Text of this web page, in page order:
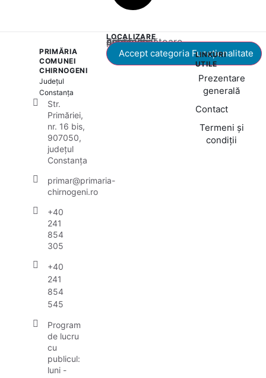
PRIMĂRIA
COMUNEI
CHIRNOGENI
Județul
Constanța
Str.
Primăriei,
nr. 16 bis,
907050,
județul
Constanța
primar@primaria-
chirnogeni.ro
+40
241
854
305
+40
241
854
545
Program
de lucru
cu
publicul:
luni -
LOCALIZARE
Acest conținut este blocat până când acceptați categoria corespunzătoare de cookie-uri.
Accept categoria Funcționalitate
LINKURI
UTILE
Prezentare
generală
Contact
Termeni și
condiții